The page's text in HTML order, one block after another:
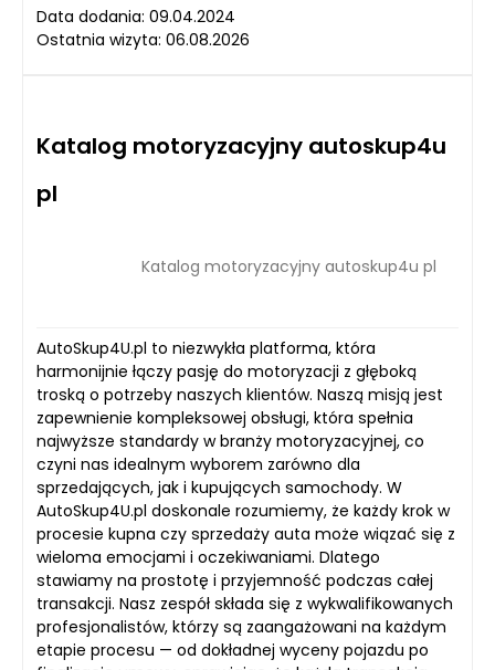
Data dodania: 09.04.2024
Ostatnia wizyta: 06.08.2026
Katalog motoryzacyjny autoskup4u
pl
Katalog motoryzacyjny autoskup4u pl
AutoSkup4U.pl to niezwykła platforma, która
harmonijnie łączy pasję do motoryzacji z głęboką
troską o potrzeby naszych klientów. Naszą misją jest
zapewnienie kompleksowej obsługi, która spełnia
najwyższe standardy w branży motoryzacyjnej, co
czyni nas idealnym wyborem zarówno dla
sprzedających, jak i kupujących samochody. W
AutoSkup4U.pl doskonale rozumiemy, że każdy krok w
procesie kupna czy sprzedaży auta może wiązać się z
wieloma emocjami i oczekiwaniami. Dlatego
stawiamy na prostotę i przyjemność podczas całej
transakcji. Nasz zespół składa się z wykwalifikowanych
profesjonalistów, którzy są zaangażowani na każdym
etapie procesu — od dokładnej wyceny pojazdu po